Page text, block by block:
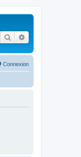
Rechercher
Connexion